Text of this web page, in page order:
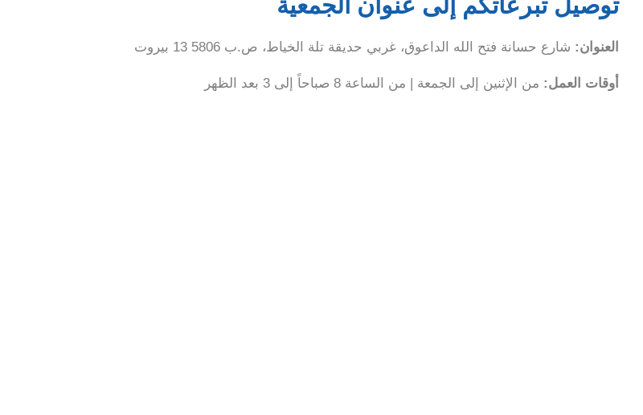
توصيل تبرعاتكم إلى عنوان الجمعية
العنوان: شارع حسانة فتح الله الداعوق، غربي حديقة تلة الخياط، ص.ب 5806 13 بيروت
أوقات العمل: من الإثنين إلى الجمعة | من الساعة 8 صباحاً إلى 3 بعد الظهر